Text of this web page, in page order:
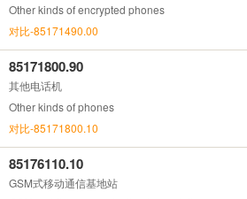
Other kinds of encrypted phones
对比-85171490.00
85171800.90
其他电话机
Other kinds of phones
对比-85171800.10
85176110.10
GSM式移动通信基地站